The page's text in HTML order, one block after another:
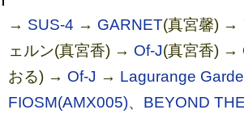
→ SUS-4 → GARNET(真宮馨) →
ェルン(真宮香) → Of-J(真宮香) →
おる) → Of-J → Lagurange
FIOSM(AMX005)、 BEYOND